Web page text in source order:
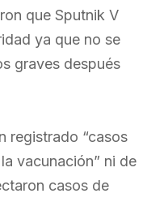
que Sputnik V
ya que no se
graves después
registrado “casos
vacunación” ni de
casos de